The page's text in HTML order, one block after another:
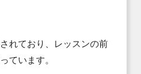
れており、レッスンの前
ています。